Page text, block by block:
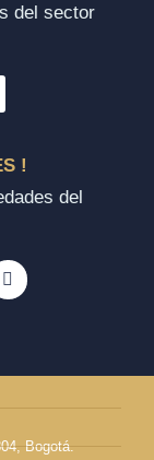
del sector
!
del
Bogotá.